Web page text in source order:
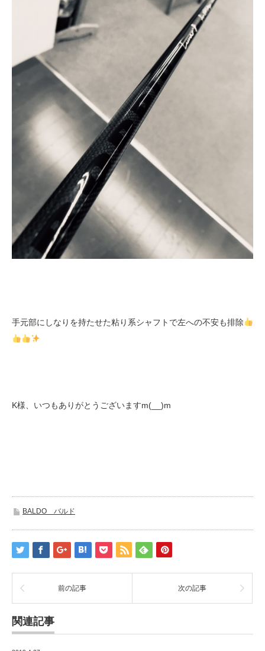
手元部にしなりを持たせた粘り系シャフトで左への不安も排除
K様、いつもありがとうございますm(__)m
BALDO バルド
前の記事 次の記事
関連記事